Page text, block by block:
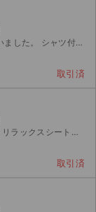
[詳細] 指定席 シャツ付き 仕事で行けなくなってしまいました。 シャツ付きなのでリセールも出来ず...
取引済
[詳細] 指定席 リラックスシートチケット 初日購入 リラックスシートチケット(クッション性が高いシート...
取引済